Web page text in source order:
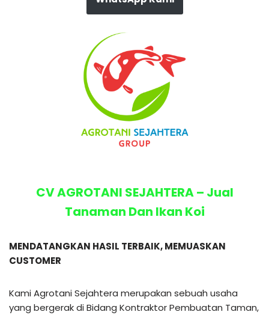
CV AGROTANI SEJAHTERA – Jual
Tanaman Dan Ikan Koi
MENDATANGKAN HASIL TERBAIK, MEMUASKAN
CUSTOMER
Kami Agrotani Sejahtera merupakan sebuah usaha
yang bergerak di Bidang Kontraktor Pembuatan Taman,